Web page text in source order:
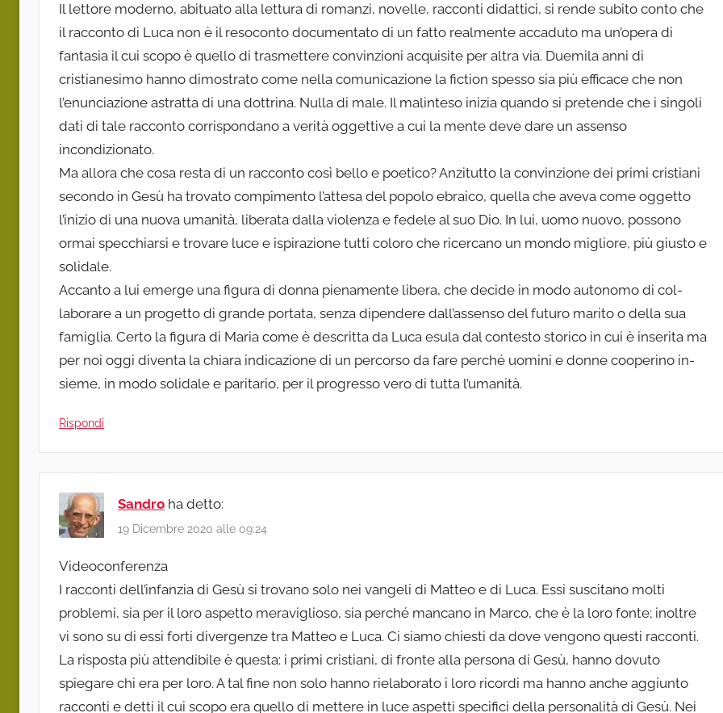
Il lettore moderno, abituato alla lettura di ro­manzi, novelle, racconti didattici, si rende subito conto che
il racconto di Luca non è il resoconto do­cumentato di un fatto realmente accaduto ma un’o­pera di
fantasia il cui scopo è quello di trasmettere convinzioni acquisite per altra via. Duemila anni di
cristianesimo hanno dimostrato come nella comu­nicazione la fiction spesso sia più efficace che non
l’enunciazione astratta di una dottrina. Nulla di male. Il malinteso inizia quando si pretende che i singoli
dati di tale racconto corrispondano a verità oggettive a cui la mente deve dare un assenso
incondizionato.
Ma allora che cosa resta di un racconto così bello e poetico? Anzitutto la convinzione dei primi cri­stiani
secondo in Gesù ha trovato compimento l’attesa del popolo ebraico, quella che aveva come oggetto
l’inizio di una nuova umanità, liberata dalla violenza e fedele al suo Dio. In lui, uomo nuovo, possono
ormai specchiarsi e trovare luce e ispirazione tutti coloro che ricercano un mondo migliore, più giusto e
so­lidale.
Accanto a lui emerge una figura di donna piena­mente libera, che decide in modo autonomo di col­
laborare a un progetto di grande portata, senza di­pendere dall’assenso del futuro marito o della sua
famiglia. Certo la figura di Maria come è descritta da Luca esula dal contesto storico in cui è inserita ma
per noi oggi diventa la chiara indicazione di un per­corso da fare perché uomini e donne cooperino in­
sieme, in modo solidale e paritario, per il progresso vero di tutta l’umanità.
Rispondi
Sandro ha detto:
19 Dicembre 2020 alle 09:24
Videoconferenza
I racconti dell’infanzia di Gesù si trovano solo nei vangeli di Matteo e di Luca. Essi suscitano molti
problemi, sia per il loro aspetto meraviglioso, sia perché mancano in Marco, che è la loro fonte; inoltre
vi sono su di essi forti divergenze tra Matteo e Luca. Ci siamo chiesti da dove vengono questi racconti.
La risposta più attendibile è questa: i primi cristiani, di fronte alla persona di Gesù, hanno dovuto
spiegare chi era per loro. A tal fine non solo hanno rielaborato i loro ricordi ma hanno anche aggiunto
racconti e detti il cui scopo era quello di mettere in luce aspetti specifici della personalità di Gesù. Nei